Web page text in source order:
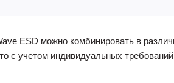
ESD можно комбинировать в
с учетом индивидуальных